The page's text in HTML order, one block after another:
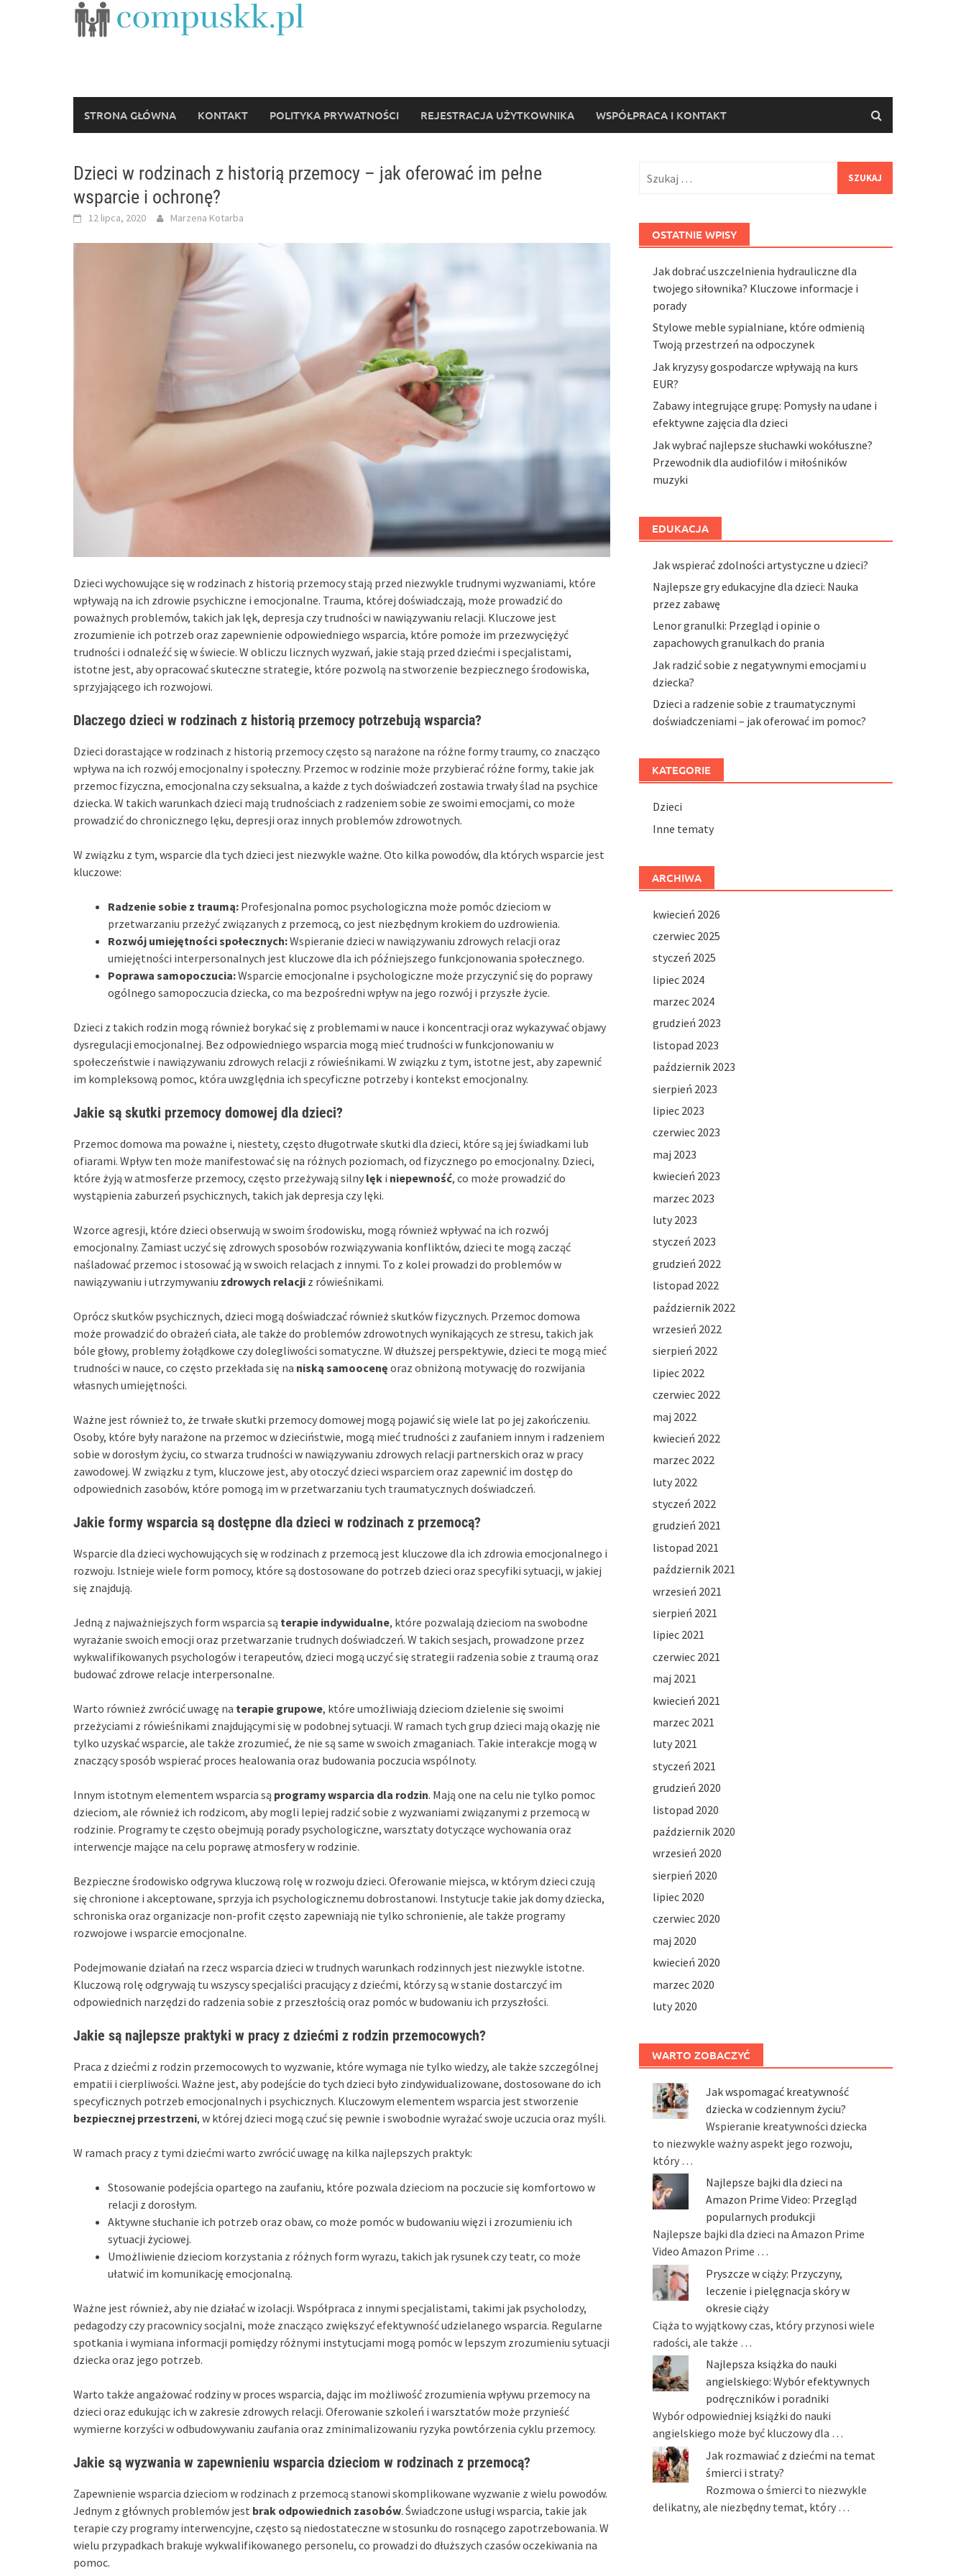
STRONA GŁÓWNA KONTAKT POLITYKA PRYWATNOŚCI REJESTRACJA UŻYTKOWNIKA WSPÓŁPRACA I KONTAKT
Dzieci w rodzinach z historią przemocy – jak oferować im pełne
wsparcie i ochronę?
12 lipca, 2020 Marzena Kotarba
Dzieci wychowujące się w rodzinach z historią przemocy stają przed niezwykle trudnymi wyzwaniami, które
wpływają na ich zdrowie psychiczne i emocjonalne. Trauma, której doświadczają, może prowadzić do
poważnych problemów, takich jak lęk, depresja czy trudności w nawiązywaniu relacji. Kluczowe jest
zrozumienie ich potrzeb oraz zapewnienie odpowiedniego wsparcia, które pomoże im przezwyciężyć
trudności i odnaleźć się w świecie. W obliczu licznych wyzwań, jakie stają przed dziećmi i specjalistami,
istotne jest, aby opracować skuteczne strategie, które pozwolą na stworzenie bezpiecznego środowiska,
sprzyjającego ich rozwojowi.
Dlaczego dzieci w rodzinach z historią przemocy potrzebują wsparcia?
Dzieci dorastające w rodzinach z historią przemocy często są narażone na różne formy traumy, co znacząco
wpływa na ich rozwój emocjonalny i społeczny. Przemoc w rodzinie może przybierać różne formy, takie jak
przemoc fizyczna, emocjonalna czy seksualna, a każde z tych doświadczeń zostawia trwały ślad na psychice
dziecka. W takich warunkach dzieci mają trudnościach z radzeniem sobie ze swoimi emocjami, co może
prowadzić do chronicznego lęku, depresji oraz innych problemów zdrowotnych.
W związku z tym, wsparcie dla tych dzieci jest niezwykle ważne. Oto kilka powodów, dla których wsparcie jest
kluczowe:
Radzenie sobie z traumą: Profesjonalna pomoc psychologiczna może pomóc dzieciom w
przetwarzaniu przeżyć związanych z przemocą, co jest niezbędnym krokiem do uzdrowienia.
Rozwój umiejętności społecznych:Wspieranie dzieci w nawiązywaniu zdrowych relacji oraz
umiejętności interpersonalnych jest kluczowe dla ich późniejszego funkcjonowania społecznego.
Poprawa samopoczucia:Wsparcie emocjonalne i psychologiczne może przyczynić się do poprawy
ogólnego samopoczucia dziecka, co ma bezpośredni wpływ na jego rozwój i przyszłe życie.
Dzieci z takich rodzin mogą również borykać się z problemami w nauce i koncentracji oraz wykazywać objawy
dysregulacji emocjonalnej. Bez odpowiedniego wsparcia mogą mieć trudności w funkcjonowaniu w
społeczeństwie i nawiązywaniu zdrowych relacji z rówieśnikami. W związku z tym, istotne jest, aby zapewnić
im kompleksową pomoc, która uwzględnia ich specyficzne potrzeby i kontekst emocjonalny.
Jakie są skutki przemocy domowej dla dzieci?
Przemoc domowa ma poważne i, niestety, często długotrwałe skutki dla dzieci, które są jej świadkami lub
ofiarami. Wpływ ten może manifestować się na różnych poziomach, od fizycznego po emocjonalny. Dzieci,
które żyją w atmosferze przemocy, często przeżywają silny lęk i niepewność, co może prowadzić do
wystąpienia zaburzeń psychicznych, takich jak depresja czy lęki.
Wzorce agresji, które dzieci obserwują w swoim środowisku, mogą również wpływać na ich rozwój
emocjonalny. Zamiast uczyć się zdrowych sposobów rozwiązywania konfliktów, dzieci te mogą zacząć
naśladować przemoc i stosować ją w swoich relacjach z innymi. To z kolei prowadzi do problemów w
nawiązywaniu i utrzymywaniu zdrowych relacji z rówieśnikami.
Oprócz skutków psychicznych, dzieci mogą doświadczać również skutków fizycznych. Przemoc domowa
może prowadzić do obrażeń ciała, ale także do problemów zdrowotnych wynikających ze stresu, takich jak
bóle głowy, problemy żołądkowe czy dolegliwości somatyczne. W dłuższej perspektywie, dzieci te mogą mieć
trudności w nauce, co często przekłada się na niską samoocenę oraz obniżoną motywację do rozwijania
własnych umiejętności.
Ważne jest również to, że trwałe skutki przemocy domowej mogą pojawić się wiele lat po jej zakończeniu.
Osoby, które były narażone na przemoc w dzieciństwie, mogą mieć trudności z zaufaniem innym i radzeniem
sobie w dorosłym życiu, co stwarza trudności w nawiązywaniu zdrowych relacji partnerskich oraz w pracy
zawodowej. W związku z tym, kluczowe jest, aby otoczyć dzieci wsparciem oraz zapewnić im dostęp do
odpowiednich zasobów, które pomogą im w przetwarzaniu tych traumatycznych doświadczeń.
Jakie formy wsparcia są dostępne dla dzieci w rodzinach z przemocą?
Wsparcie dla dzieci wychowujących się w rodzinach z przemocą jest kluczowe dla ich zdrowia emocjonalnego i
rozwoju. Istnieje wiele form pomocy, które są dostosowane do potrzeb dzieci oraz specyfiki sytuacji, w jakiej
się znajdują.
Jedną z najważniejszych form wsparcia są terapie indywidualne, które pozwalają dzieciom na swobodne
wyrażanie swoich emocji oraz przetwarzanie trudnych doświadczeń. W takich sesjach, prowadzone przez
wykwalifikowanych psychologów i terapeutów, dzieci mogą uczyć się strategii radzenia sobie z traumą oraz
budować zdrowe relacje interpersonalne.
Warto również zwrócić uwagę na terapie grupowe, które umożliwiają dzieciom dzielenie się swoimi
przeżyciami z rówieśnikami znajdującymi się w podobnej sytuacji. W ramach tych grup dzieci mają okazję nie
tylko uzyskać wsparcie, ale także zrozumieć, że nie są same w swoich zmaganiach. Takie interakcje mogą w
znaczący sposób wspierać proces healowania oraz budowania poczucia wspólnoty.
Innym istotnym elementem wsparcia są programy wsparcia dla rodzin. Mają one na celu nie tylko pomoc
dzieciom, ale również ich rodzicom, aby mogli lepiej radzić sobie z wyzwaniami związanymi z przemocą w
rodzinie. Programy te często obejmują porady psychologiczne, warsztaty dotyczące wychowania oraz
interwencje mające na celu poprawę atmosfery w rodzinie.
Bezpieczne środowisko odgrywa kluczową rolę w rozwoju dzieci. Oferowanie miejsca, w którym dzieci czują
się chronione i akceptowane, sprzyja ich psychologicznemu dobrostanowi. Instytucje takie jak domy dziecka,
schroniska oraz organizacje non-profit często zapewniają nie tylko schronienie, ale także programy
rozwojowe i wsparcie emocjonalne.
Podejmowanie działań na rzecz wsparcia dzieci w trudnych warunkach rodzinnych jest niezwykle istotne.
Kluczową rolę odgrywają tu wszyscy specjaliści pracujący z dziećmi, którzy są w stanie dostarczyć im
odpowiednich narzędzi do radzenia sobie z przeszłością oraz pomóc w budowaniu ich przyszłości.
Jakie są najlepsze praktyki w pracy z dziećmi z rodzin przemocowych?
Praca z dziećmi z rodzin przemocowych to wyzwanie, które wymaga nie tylko wiedzy, ale także szczególnej
empatii i cierpliwości. Ważne jest, aby podejście do tych dzieci było zindywidualizowane, dostosowane do ich
specyficznych potrzeb emocjonalnych i psychicznych. Kluczowym elementem wsparcia jest stworzenie
bezpiecznej przestrzeni, w której dzieci mogą czuć się pewnie i swobodnie wyrażać swoje uczucia oraz myśli.
W ramach pracy z tymi dziećmi warto zwrócić uwagę na kilka najlepszych praktyk:
Stosowanie podejścia opartego na zaufaniu, które pozwala dzieciom na poczucie się komfortowo w
relacji z dorosłym.
Aktywne słuchanie ich potrzeb oraz obaw, co może pomóc w budowaniu więzi i zrozumieniu ich
sytuacji życiowej.
Umożliwienie dzieciom korzystania z różnych form wyrazu, takich jak rysunek czy teatr, co może
ułatwić im komunikację emocjonalną.
Ważne jest również, aby nie działać w izolacji. Współpraca z innymi specjalistami, takimi jak psycholodzy,
pedagodzy czy pracownicy socjalni, może znacząco zwiększyć efektywność udzielanego wsparcia. Regularne
spotkania i wymiana informacji pomiędzy różnymi instytucjami mogą pomóc w lepszym zrozumieniu sytuacji
dziecka oraz jego potrzeb.
Warto także angażować rodziny w proces wsparcia, dając im możliwość zrozumienia wpływu przemocy na
dzieci oraz edukując ich w zakresie zdrowych relacji. Oferowanie szkoleń i warsztatów może przynieść
wymierne korzyści w odbudowywaniu zaufania oraz zminimalizowaniu ryzyka powtórzenia cyklu przemocy.
Jakie są wyzwania w zapewnieniu wsparcia dzieciom w rodzinach z przemocą?
Zapewnienie wsparcia dzieciom w rodzinach z przemocą stanowi skomplikowane wyzwanie z wielu powodów.
Jednym z głównych problemów jest brak odpowiednich zasobów. Świadczone usługi wsparcia, takie jak
terapie czy programy interwencyjne, często są niedostateczne w stosunku do rosnącego zapotrzebowania. W
wielu przypadkach brakuje wykwalifikowanego personelu, co prowadzi do dłuższych czasów oczekiwania na
pomoc.
OSTATNIE WPISY
Jak dobrać uszczelnienia hydrauliczne dla
twojego siłownika? Kluczowe informacje i
porady
Stylowe meble sypialniane, które odmienią
Twoją przestrzeń na odpoczynek
Jak kryzysy gospodarcze wpływają na kurs
EUR?
Zabawy integrujące grupę: Pomysły na udane i
efektywne zajęcia dla dzieci
Jak wybrać najlepsze słuchawki wokółuszne?
Przewodnik dla audiofilów i miłośników
muzyki
EDUKACJA
Jak wspierać zdolności artystyczne u dzieci?
Najlepsze gry edukacyjne dla dzieci: Nauka
przez zabawę
Lenor granulki: Przegląd i opinie o
zapachowych granulkach do prania
Jak radzić sobie z negatywnymi emocjami u
dziecka?
Dzieci a radzenie sobie z traumatycznymi
doświadczeniami – jak oferować im pomoc?
KATEGORIE
Dzieci
Inne tematy
ARCHIWA
kwiecień 2026
czerwiec 2025
styczeń 2025
lipiec 2024
marzec 2024
grudzień 2023
listopad 2023
październik 2023
sierpień 2023
lipiec 2023
czerwiec 2023
maj 2023
kwiecień 2023
marzec 2023
luty 2023
styczeń 2023
grudzień 2022
listopad 2022
październik 2022
wrzesień 2022
sierpień 2022
lipiec 2022
czerwiec 2022
maj 2022
kwiecień 2022
marzec 2022
luty 2022
styczeń 2022
grudzień 2021
listopad 2021
październik 2021
wrzesień 2021
sierpień 2021
lipiec 2021
czerwiec 2021
maj 2021
kwiecień 2021
marzec 2021
luty 2021
styczeń 2021
grudzień 2020
listopad 2020
październik 2020
wrzesień 2020
sierpień 2020
lipiec 2020
czerwiec 2020
maj 2020
kwiecień 2020
marzec 2020
luty 2020
WARTO ZOBACZYĆ
Jak wspomagać kreatywność
dziecka w codziennym życiu?
Wspieranie kreatywności dziecka
to niezwykle ważny aspekt jego rozwoju,
który …
Najlepsze bajki dla dzieci na
Amazon Prime Video: Przegląd
popularnych produkcji
Najlepsze bajki dla dzieci na Amazon Prime
Video Amazon Prime …
Pryszcze w ciąży: Przyczyny,
leczenie i pielęgnacja skóry w
okresie ciąży
Ciąża to wyjątkowy czas, który przynosi wiele
radości, ale także …
Najlepsza książka do nauki
angielskiego: Wybór efektywnych
podręczników i poradniki
Wybór odpowiedniej książki do nauki
angielskiego może być kluczowy dla …
Jak rozmawiać z dziećmi na temat
śmierci i straty?
Rozmowa o śmierci to niezwykle
delikatny, ale niezbędny temat, który …